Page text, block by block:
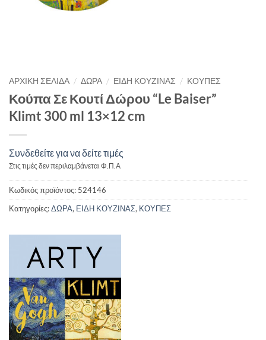
ΑΡΧΙΚΉ ΣΕΛΊΔΑ / ΔΩΡΑ / ΕΙΔΗ ΚΟΥΖΙΝΑΣ / ΚΟΥΠΕΣ
Κούπα Σε Κουτί Δώρου “Le Baiser”
Klimt 300 ml 13×12 cm
Συνδεθείτε για να δείτε τιμές
Στις τιμές δεν περιλαμβάνεται Φ.Π.Α
Κωδικός προϊόντος: 524146
Κατηγορίες:ΔΩΡΑ, ΕΙΔΗ ΚΟΥΖΙΝΑΣ, ΚΟΥΠΕΣ